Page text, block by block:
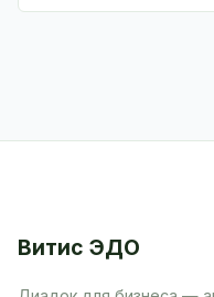
Витис ЭДО